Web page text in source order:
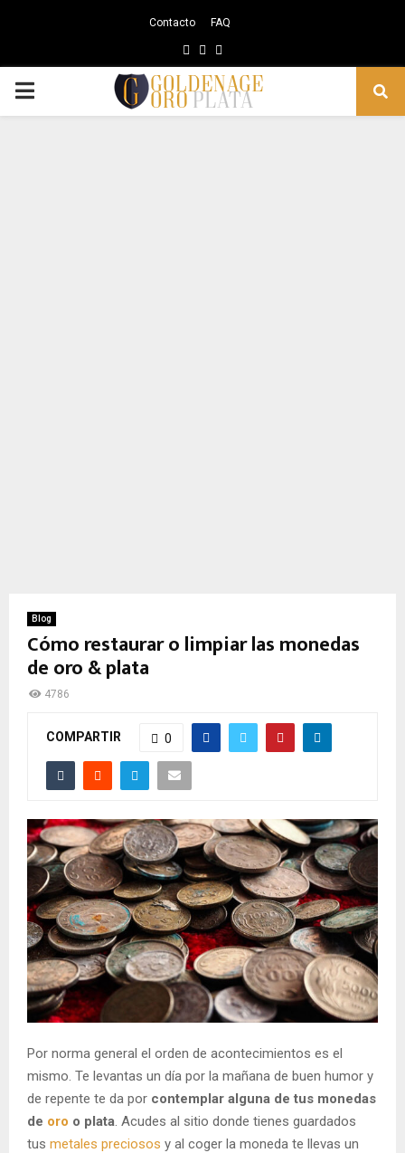
Contacto FAQ
Facebook
Instagram
PRIMARY
Blog
Cómo restaurar o limpiar las monedas
de oro & plata
4786
COMPARTIR 0
Por norma general el orden de acontecimientos es el
mismo. Te levantas un día por la mañana de buen humor y
de repente te da por contemplar alguna de tus monedas
de oro o plata. Acudes al sitio donde tienes guardados
tus metales preciosos y al coger la moneda te llevas un